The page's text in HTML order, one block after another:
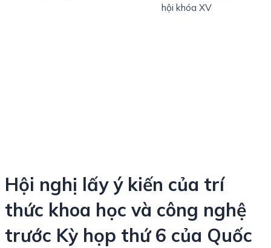
Hội nghị lấy ý kiến của trí
thức khoa học và công nghệ
trước Kỳ họp thứ 6 của Quốc